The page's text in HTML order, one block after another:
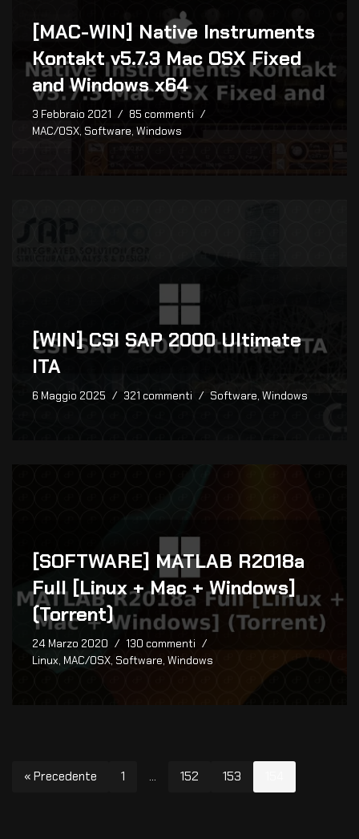
[MAC-WIN] Native Instruments
Kontakt v5.7.3 Mac OSX Fixed
and Windows x64
3 Febbraio 2021
85 commenti
MAC/OSX, Software, Windows
[WIN] CSI SAP 2000 Ultimate
ITA
6 Maggio 2025 321 commenti Software, Windows
[SOFTWARE] MATLAB R2018a
Full [Linux + Mac + Windows]
(Torrent)
24 Marzo 2020
130 commenti
Linux, MAC/OSX, Software, Windows
« Precedente 1 … 152 153